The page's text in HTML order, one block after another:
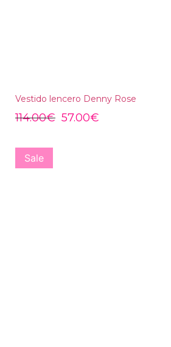
Vestido lencero Denny Rose
114.00€ 57.00€
Sale